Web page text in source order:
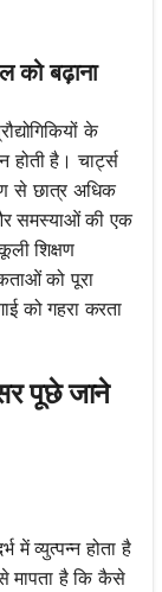
को बढ़ाना
के
है। चार्ट्स
से छात्र अधिक
समस्याओं की एक
शिक्षण
को पूरा
को गहरा करता
पूछे जाने
में व्युत्पन्न होता है
मापता है कि कैसे